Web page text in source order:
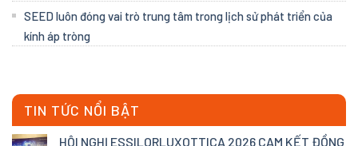
SEED luôn đóng vai trò trung tâm trong lịch sử phát triển của
kính áp tròng
TIN TỨC NỔI BẬT
HỘI NGHỊ ESSILORLUXOTTICA 2026 CAM KẾT ĐỒNG